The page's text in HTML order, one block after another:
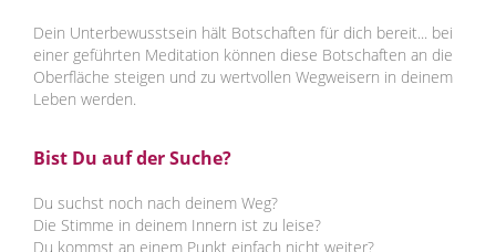
Dein Unterbewusstsein hält Botschaften für dich bereit... bei
einer geführten Meditation können diese Botschaften an die
Oberfläche steigen und zu wertvollen Wegweisern in deinem
Leben werden.
Bist Du auf der Suche?
Du suchst noch nach deinem Weg?
Die Stimme in deinem Innern ist zu leise?
Du kommst an einem Punkt einfach nicht weiter?